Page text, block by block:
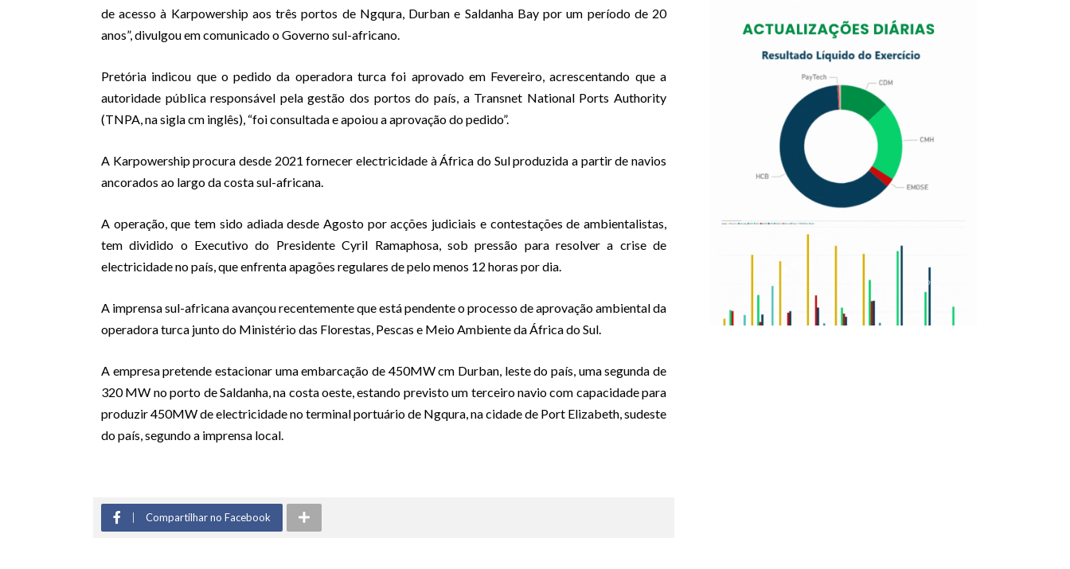
de acesso à Karpowership aos três portos de Ngqura, Durban e Saldanha Bay por um período de 20
anos”, divulgou em comunicado o Governo sul-africano.
Pretória indicou que o pedido da operadora turca foi aprovado em Fevereiro, acrescentando que a
autoridade pública responsável pela gestão dos portos do país, a Transnet National Ports Authority
(TNPA, na sigla cm inglês), “foi consultada e apoiou a aprovação do pedido”.
A Karpowership procura desde 2021 fornecer electricidade à África do Sul produzida a partir de navios
ancorados ao largo da costa sul-africana.
A operação, que tem sido adiada desde Agosto por acções judiciais e contestações de ambientalistas,
tem dividido o Executivo do Presidente Cyril Ramaphosa, sob pressão para resolver a crise de
electricidade no país, que enfrenta apagões regulares de pelo menos 12 horas por dia.
A imprensa sul-africana avançou recentemente que está pendente o processo de aprovação ambiental da
operadora turca junto do Ministério das Florestas, Pescas e Meio Ambiente da África do Sul.
A empresa pretende estacionar uma embarcação de 450MW cm Durban, leste do país, uma segunda de
320 MW no porto de Saldanha, na costa oeste, estando previsto um terceiro navio com capacidade para
produzir 450MW de electricidade no terminal portuário de Ngqura, na cidade de Port Elizabeth, sudeste
do país, segundo a imprensa local.
Compartilhar no Facebook